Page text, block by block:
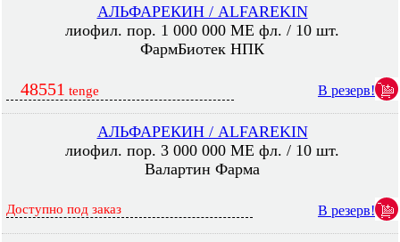
АЛЬФАРЕКИН / ALFAREKIN
лиофил. пор. 1 000 000 МЕ фл. / 10 шт.
ФармБиотек НПК
48551 tenge В резерв!
АЛЬФАРЕКИН / ALFAREKIN
лиофил. пор. 3 000 000 МЕ фл. / 10 шт.
Валартин Фарма
Доступно под заказ В резерв!